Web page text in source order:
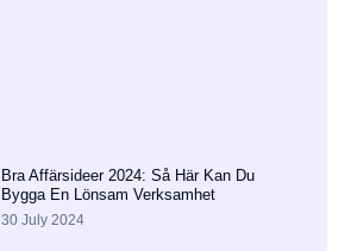
Bra Affärsideer 2024: Så Här Kan Du
Bygga En Lönsam Verksamhet
30 July 2024